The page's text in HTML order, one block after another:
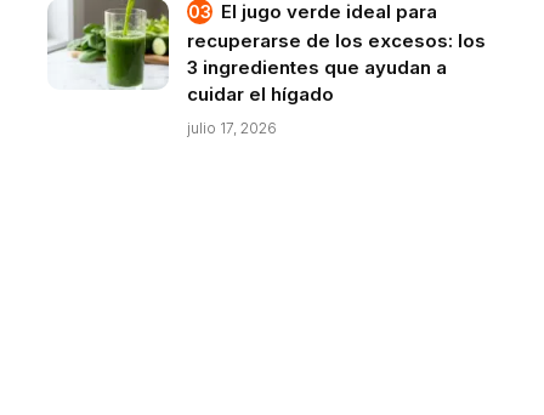
El jugo verde ideal para
recuperarse de los excesos: los
3 ingredientes que ayudan a
cuidar el hígado
julio 17, 2026